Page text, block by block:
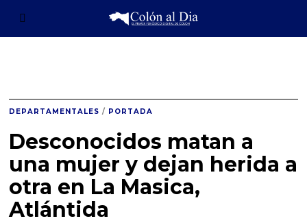
DEPARTAMENTALES / PORTADA
Desconocidos matan a
una mujer y dejan herida a
otra en La Masica,
Atlántida